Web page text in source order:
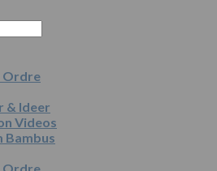
Ordre
& Ideer
Videos
Bambus